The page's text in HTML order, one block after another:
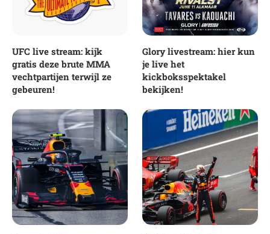
UFC live stream: kijk
gratis deze brute MMA
vechtpartijen terwijl ze
gebeuren!
Glory livestream: hier kun
je live het
kickboksspektakel
bekijken!